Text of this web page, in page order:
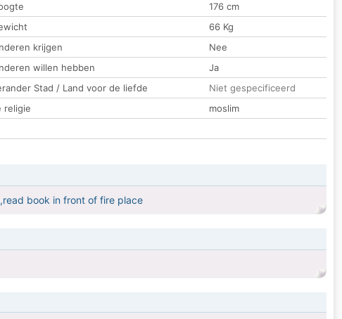
176 cm
66 Kg
krijgen
Nee
willen hebben
Ja
Stad / Land voor de liefde
Niet gespecificeerd
religie
moslim
book in front of fire place